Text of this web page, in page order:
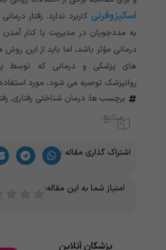
اسکیزوفرنی کاربرد ندارد. رفتار
به مددجویان در مدیریت یا کنار
درمانی مؤثر باشد، اما باید از این روش
های پزشکی و درمانی که توسط
روانپزشک توصیه می شود، مورد استفاده
برچسب ها: درمان شناختی رفتاری,
منابع:
اشتراک گذاری مقاله :
امتیاز شما به این مقاله:
پزشکان آنلاین